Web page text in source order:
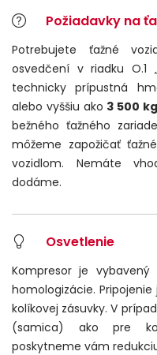
Požiadavky na
Potrebujete ťažné
osvedčení v riadku O.1
technicky prípustná
alebo vyššiu ako 3 500
bežného ťažného
môžeme zapožičať
vozidlom. Nemáte
dodáme.
Osvetlenie
Kompresor je
homologizácie.
kolíkovej zásuvky. V
(samica) ako pre
poskytneme vám